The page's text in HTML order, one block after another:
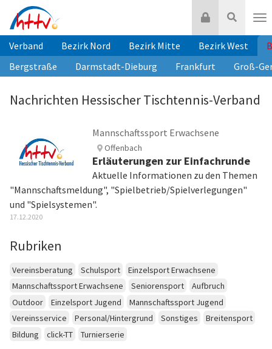
Inhalt
springen
Suche
Login
Verband Bezirk Nord Bezirk Mitte Bezirk West
Bergstraße
Darmstadt-Dieburg Frankfurt Groß-
Nachrichten Hessischer Tischtennis-Verband
Mannschaftssport Erwachsene
Offenbach
Erläuterungen zur Einfachrunde
Aktuelle Informationen zu den Themen
"Mannschaftsmeldung", "Spielbetrieb/Spielverlegungen"
und "Spielsystemen".
17.12.2020
Rubriken
Vereinsberatung Schulsport
Einzelsport Erwachsene
Mannschaftssport Erwachsene
Seniorensport
Aufbruch
Outdoor
Einzelsport Jugend
Mannschaftssport Jugend
Vereinsservice
Personal/Hintergrund Sonstiges
Breitensport
Bildung
click-TT Turnierserie